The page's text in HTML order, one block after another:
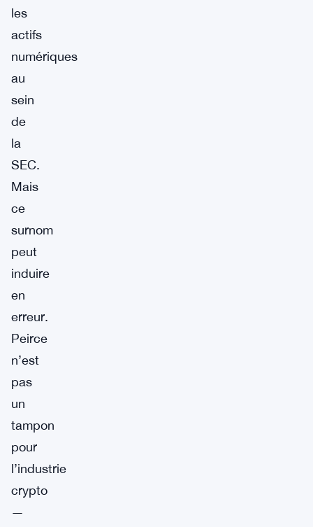
les
actifs
numériques
au
sein
de
la
SEC.
Mais
ce
surnom
peut
induire
en
erreur.
Peirce
n’est
pas
un
tampon
pour
l’industrie
crypto
—